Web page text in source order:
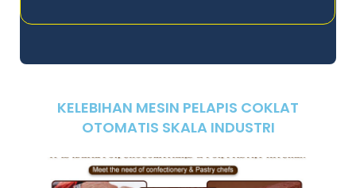
KELEBIHAN MESIN PELAPIS COKLAT
OTOMATIS SKALA INDUSTRI